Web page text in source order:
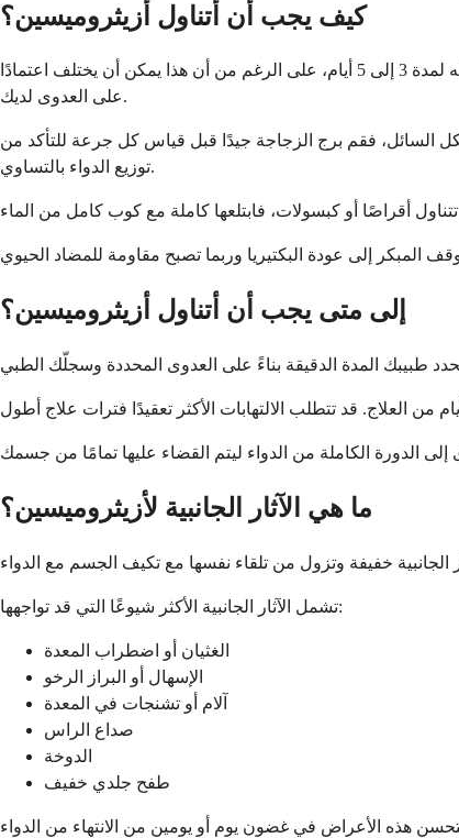
كيف يجب أن أتناول أزيثروميسين؟
تناول أزيثروميسين تمامًا كما وصفه لك طبيبك، وعادةً ما يكون ذلك مرة واحدة يوميًا لعدد محدد من الأيام. الجدول الزمني الأكثر شيوعًا هو تناوله لمدة 3 إلى 5 أيام، على الرغم من أن هذا يمكن أن يختلف اعتمادًا
على العدوى لديك.
السائل، فقم برج الزجاجة جيدًا قبل قياس كل جرعة للتأكد من
توزيع الدواء بالتساوي.
إلى متى يجب أن أتناول أزيثروميسين؟
ما هي الآثار الجانبية لأزيثروميسين؟
تشمل الآثار الجانبية الأكثر شيوعًا التي قد تواجهها:
الغثيان أو اضطراب المعدة
الإسهال أو البراز الرخو
آلام أو تشنجات في المعدة
صداع الراس
الدوخة
طفح جلدي خفيف